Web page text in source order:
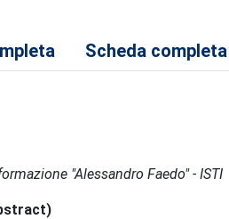
Scheda completa
"Alessandro Faedo" - ISTI